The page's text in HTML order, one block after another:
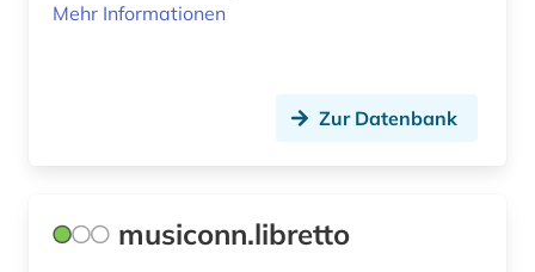
videospiel (1)
volkskunde (1)
Mehr Informationen
Zur Datenbank
musiconn.libretto